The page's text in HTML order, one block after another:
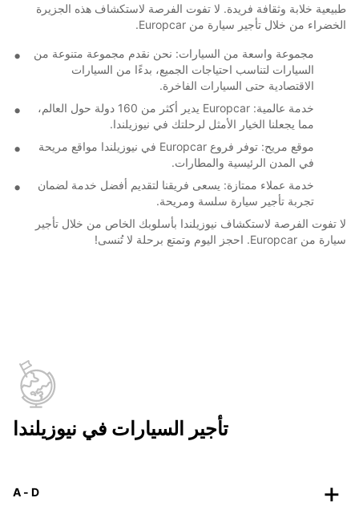
طبيعية خلابة وثقافة فريدة. لا تفوت الفرصة لاستكشاف هذه الجزيرة
الخضراء من خلال تأجير سيارة من Europcar.
مجموعة واسعة من السيارات: نحن نقدم مجموعة متنوعة من
السيارات لتناسب احتياجات الجميع، بدءًا من السيارات
الاقتصادية حتى السيارات الفاخرة.
خدمة عالمية: Europcar يدير أكثر من 160 دولة حول العالم،
مما يجعلنا الخيار الأمثل لرحلتك في نيوزيلندا.
موقع مريح: توفر فروع Europcar في نيوزيلندا مواقع مريحة
في المدن الرئيسية والمطارات.
خدمة عملاء ممتازة: يسعى فريقنا لتقديم أفضل خدمة لضمان
تجربة تأجير سيارة سلسة ومريحة.
لا تفوت الفرصة لاستكشاف نيوزيلندا بأسلوبك الخاص من خلال تأجير
سيارة من Europcar. احجز اليوم وتمتع برحلة لا تُنسى!
تأجير السيارات في نيوزيلندا
A - D